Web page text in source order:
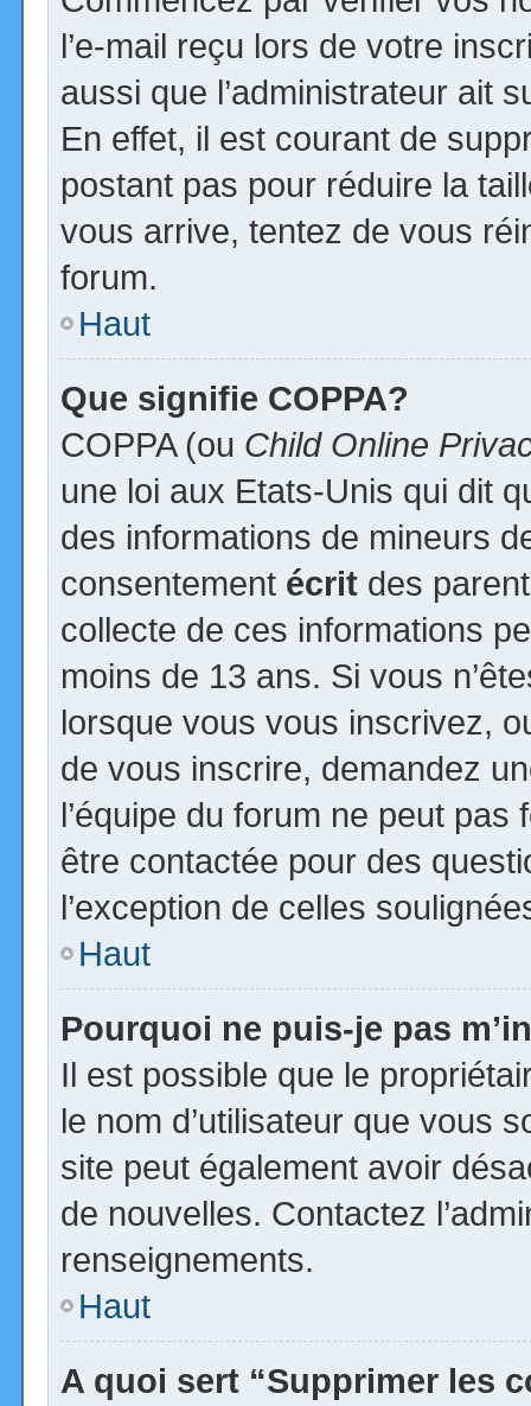
l’e-mail reçu lors de votre
aussi que l’administrateur ait
En effet, il est courant de
postant pas pour réduire la
vous arrive, tentez de vous
forum.
Haut
Que signifie COPPA?
COPPA (ou Child Online
une loi aux Etats-Unis qui dit
des informations de mineurs
consentement écrit des
collecte de ces informations
moins de 13 ans. Si vous
lorsque vous vous inscrivez,
de vous inscrire, demandez
l’équipe du forum ne peut
être contactée pour des
l’exception de celles
Haut
Pourquoi ne puis-je pas
Il est possible que le
le nom d’utilisateur que vous
site peut également avoir
de nouvelles. Contactez
renseignements.
Haut
A quoi sert “Supprimer les